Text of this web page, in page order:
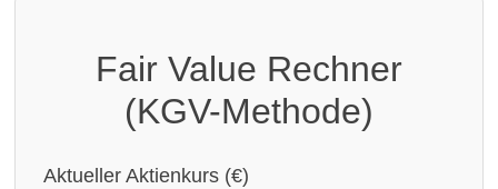
Fair Value Rechner
(KGV-Methode)
Aktueller Aktienkurs (€)